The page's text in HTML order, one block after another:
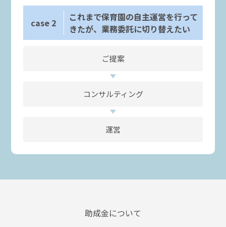
case 2
これまで保育園の自主運営を行って
きたが、 業務委託に切り替えたい
ご提案
コンサルティング
運営
助成金について